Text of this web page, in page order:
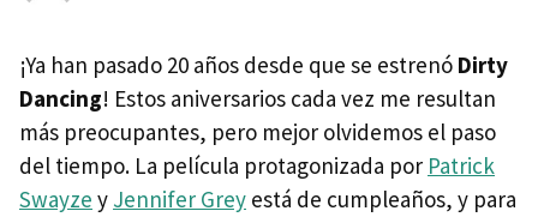
¡Ya han pasado 20 años desde que se estrenó Dirty
Dancing! Estos aniversarios cada vez me resultan
más preocupantes, pero mejor olvidemos el paso
del tiempo. La película protagonizada por Patrick
Swayze y Jennifer Grey está de cumpleaños, y para